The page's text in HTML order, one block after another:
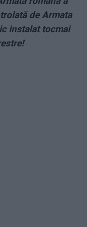
de Armata
instalat tocmai